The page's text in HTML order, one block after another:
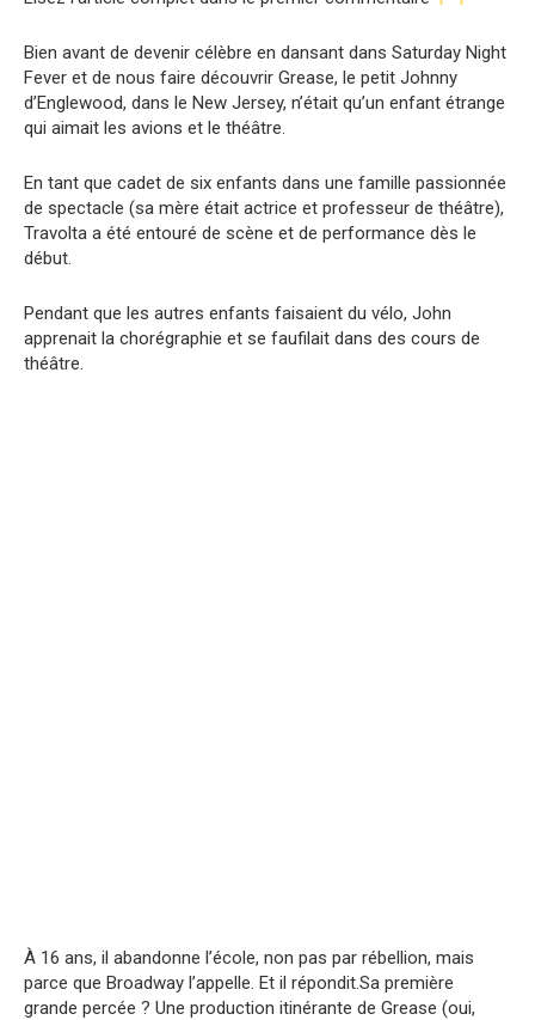
Bien avant de devenir célèbre en dansant dans Saturday Night
Fever et de nous faire découvrir Grease, le petit Johnny
d’Englewood, dans le New Jersey, n’était qu’un enfant étrange
qui aimait les avions et le théâtre.
En tant que cadet de six enfants dans une famille passionnée
de spectacle (sa mère était actrice et professeur de théâtre),
Travolta a été entouré de scène et de performance dès le
début.
Pendant que les autres enfants faisaient du vélo, John
apprenait la chorégraphie et se faufilait dans des cours de
théâtre.
À 16 ans, il abandonne l’école, non pas par rébellion, mais
parce que Broadway l’appelle. Et il répondit.Sa première
grande percée ? Une production itinérante de Grease (oui,